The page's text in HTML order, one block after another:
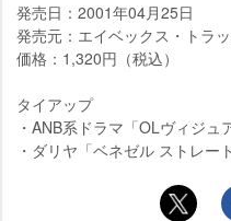
発売日：2001年04月25日
発売元：エイベックス・トラ
価格：1,320円（税込）
タイアップ
・ANB系ドラマ「OLヴィジ
・ダリヤ「ベネゼル ストレ